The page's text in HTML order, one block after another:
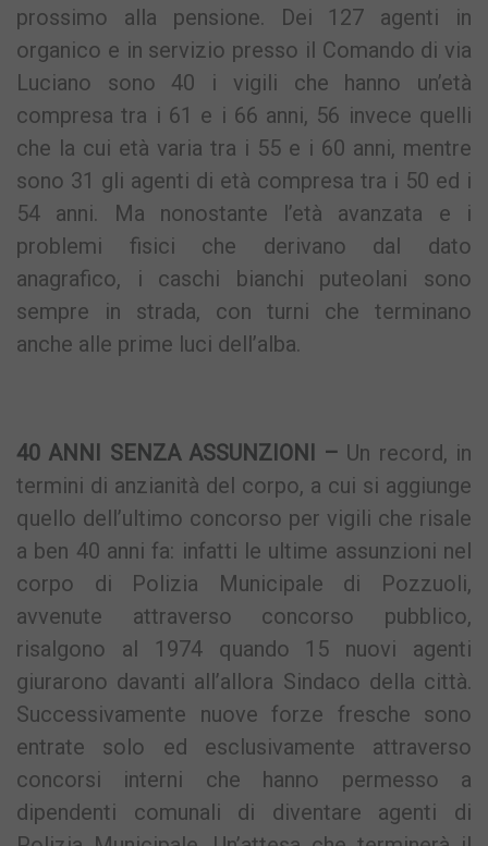
prossimo alla pensione. Dei 127 agenti in
organico e in servizio presso il Comando di via
Luciano sono 40 i vigili che hanno un’età
compresa tra i 61 e i 66 anni, 56 invece quelli
che la cui età varia tra i 55 e i 60 anni, mentre
sono 31 gli agenti di età compresa tra i 50 ed i
54 anni. Ma nonostante l’età avanzata e i
problemi fisici che derivano dal dato
anagrafico, i caschi bianchi puteolani sono
sempre in strada, con turni che terminano
anche alle prime luci dell’alba.
40 ANNI SENZA ASSUNZIONI – Un record, in
termini di anzianità del corpo, a cui si aggiunge
quello dell’ultimo concorso per vigili che risale
a ben 40 anni fa: infatti le ultime assunzioni nel
corpo di Polizia Municipale di Pozzuoli,
avvenute attraverso concorso pubblico,
risalgono al 1974 quando 15 nuovi agenti
giurarono davanti all’allora Sindaco della città.
Successivamente nuove forze fresche sono
entrate solo ed esclusivamente attraverso
concorsi interni che hanno permesso a
dipendenti comunali di diventare agenti di